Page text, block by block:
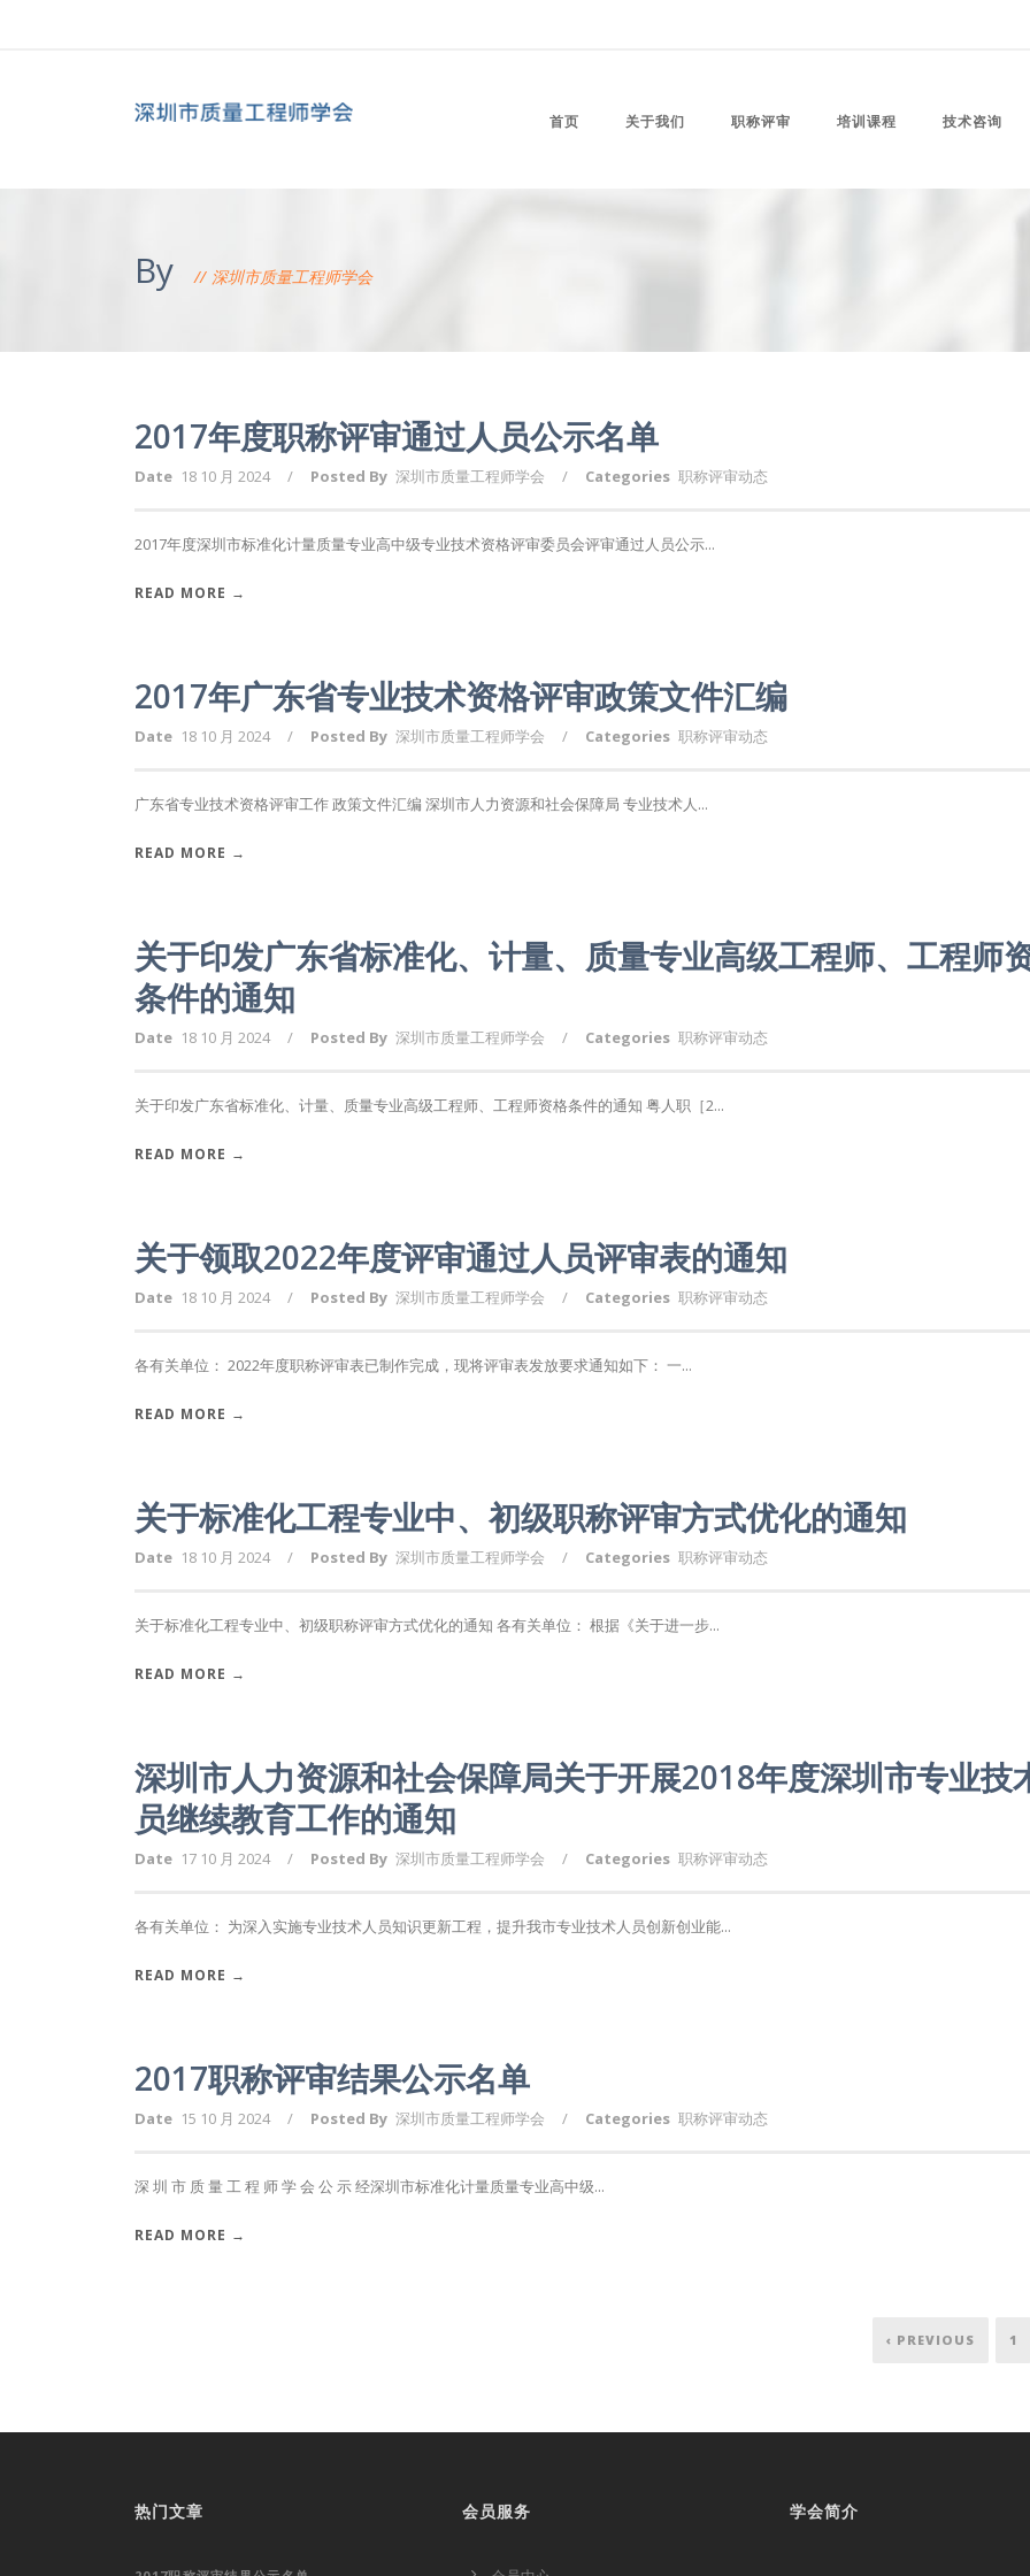
首页 关于我们 职称评审 培训课程 技术咨询
By 深圳市质量工程师学会
2017年度职称评审通过人员公示名单
Date 18 10 月 2024 / Posted By 深圳市质量工程师学会 / Categories 职称评审动态
2017年度深圳市标准化计量质量专业高中级专业技术资格评审委员会评审通过人员公示...
READ MORE →
2017年广东省专业技术资格评审政策文件汇编
Date 18 10 月 2024 / Posted By 深圳市质量工程师学会 / Categories 职称评审动态
广东省专业技术资格评审工作 政策文件汇编 深圳市人力资源和社会保障局 专业技术人...
READ MORE →
关于印发广东省标准化、计量、质量专业高级工程师、工程师
条件的通知
Date 18 10 月 2024 / Posted By 深圳市质量工程师学会 / Categories 职称评审动态
关于印发广东省标准化、计量、质量专业高级工程师、工程师资格条件的通知 粤人职［2...
READ MORE →
关于领取2022年度评审通过人员评审表的通知
Date 18 10 月 2024 / Posted By 深圳市质量工程师学会 / Categories 职称评审动态
各有关单位： 2022年度职称评审表已制作完成，现将评审表发放要求通知如下： 一...
READ MORE →
关于标准化工程专业中、初级职称评审方式优化的通知
Date 18 10 月 2024 / Posted By 深圳市质量工程师学会 / Categories 职称评审动态
关于标准化工程专业中、初级职称评审方式优化的通知 各有关单位： 根据《关于进一步...
READ MORE →
深圳市人力资源和社会保障局关于开展2018年度深圳市专业技
员继续教育工作的通知
Date 17 10 月 2024 / Posted By 深圳市质量工程师学会 / Categories 职称评审动态
各有关单位： 为深入实施专业技术人员知识更新工程，提升我市专业技术人员创新创业能...
READ MORE →
2017职称评审结果公示名单
Date 15 10 月 2024 / Posted By 深圳市质量工程师学会 / Categories 职称评审动态
深 圳 市 质 量 工 程 师 学 会 公 示 经深圳市标准化计量质量专业高中级...
READ MORE →
‹ PREVIOUS 1
热门文章 会员服务 学会简介